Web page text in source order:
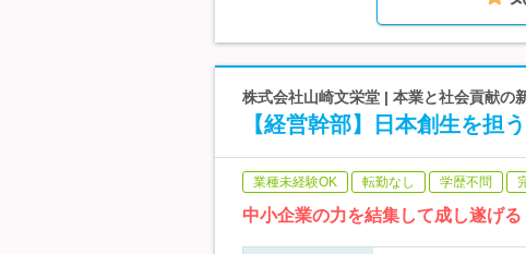
株式会社山崎文栄堂 | 本業と社会貢献の
【経営幹部】日本創生を担
業種未経験OK 転勤なし 学歴不問
中小企業の力を結集して成し遂げ